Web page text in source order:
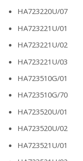
HA723220U/07
HA723221U/01
HA723221U/02
HA723221U/03
HA723510G/01
HA723510G/70
HA723520U/01
HA723520U/02
HA723521U/01